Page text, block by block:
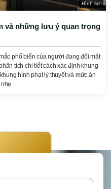
Hình sự
và những lưu ý quan trọng
phổ biến của người đang đối mặt
tích chi tiết cách xác định khung
hình phạt lý thuyết và mức án